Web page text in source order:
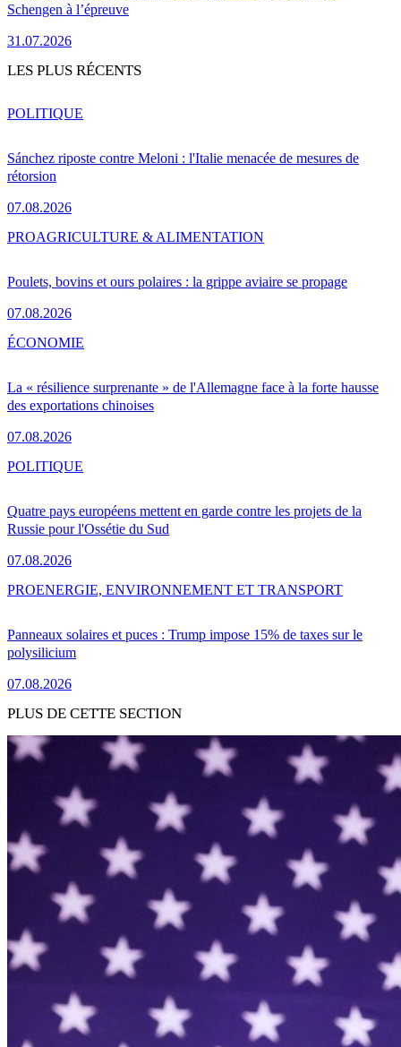
Schengen à l’épreuve
31.07.2026
LES PLUS RÉCENTS
Sánchez riposte contre Meloni : l'Italie menacée de mesures de
rétorsion
07.08.2026
POLITIQUE
Poulets, bovins et ours polaires : la grippe aviaire se propage
07.08.2026
PROAGRICULTURE & ALIMENTATION
La « résilience surprenante » de l'Allemagne face à la forte hausse
des exportations chinoises
07.08.2026
ÉCONOMIE
Quatre pays européens mettent en garde contre les projets de la
Russie pour l'Ossétie du Sud
07.08.2026
POLITIQUE
Panneaux solaires et puces : Trump impose 15% de taxes sur le
polysilicium
07.08.2026
PROENERGIE, ENVIRONNEMENT ET TRANSPORT
PLUS DE CETTE SECTION